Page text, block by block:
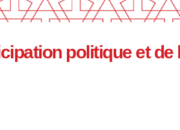
politique et de